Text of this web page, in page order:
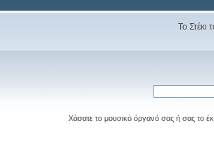
Το Στέκι
Χάσατε το μουσικό όργανό σας ή σας το